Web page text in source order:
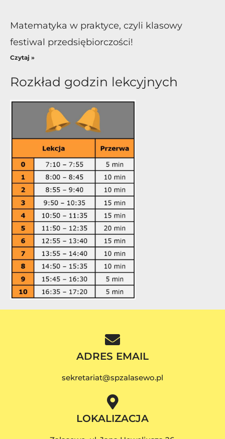
Matematyka w praktyce, czyli klasowy
festiwal przedsiębiorczości!
Czytaj »
Rozkład godzin lekcyjnych
ADRES EMAIL
sekretariat@spzalasewo.pl
LOKALIZACJA